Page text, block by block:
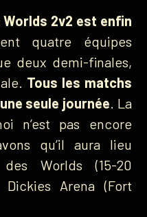
2v2 est enfin
quatre équipes
deux demi-finales,
Tous les matchs
seule journée . La
n’est pas encore
qu’il aura lieu
Worlds (15-20
Arena (Fort